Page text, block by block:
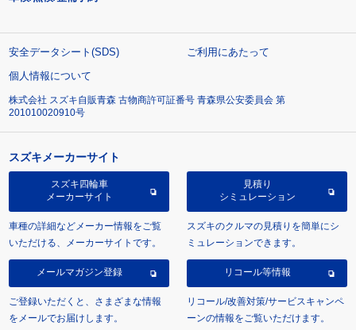
安全データシート(SDS)
ご利用にあたって
個人情報について
株式会社 スズキ自販青森 古物商許可証番号 青森県公安委員会 第
201010020910号
スズキメーカーサイト
スズキ四輪車
メーカーサイト
車種の詳細などメーカー情報をご覧
いただける、メーカーサイトです。
見積り
シミュレーション
スズキのクルマの見積りを簡単にシ
ミュレーションできます。
メールマガジン登録
ご登録いただくと、さまざまな情報
をメールでお届けします。
リコール等情報
リコール/改善対策/サービスキャンペ
ーンの情報をご覧いただけます。